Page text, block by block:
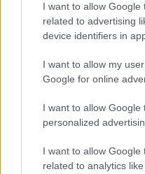
I want to allow Google
related to advertising
device identifiers in
I want to allow my
Google for online
I want to allow Google
personalized
I want to allow Google
related to analytics